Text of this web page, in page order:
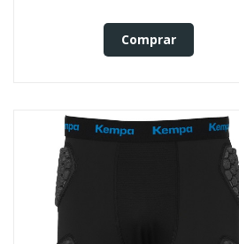
Comprar